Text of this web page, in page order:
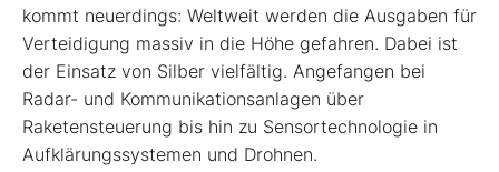
kommt neuerdings: Weltweit werden die Ausgaben für
Verteidigung massiv in die Höhe gefahren. Dabei ist
der Einsatz von Silber vielfältig. Angefangen bei
Radar- und Kommunikationsanlagen über
Raketensteuerung bis hin zu Sensortechnologie in
Aufklärungssystemen und Drohnen.